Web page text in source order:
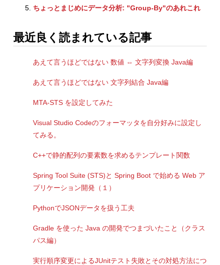
ちょっとまじめにデータ分析: "Group-By"のあれこれ
最近良く読まれている記事
あえて言うほどではない 数値 ⇔ 文字列変換 Java編
あえて言うほどではない 文字列結合 Java編
MTA-STS を設定してみた
Visual Studio Codeのフォーマッタを自分好みに設定し
てみる。
C++で静的配列の要素数を求めるテンプレート関数
Spring Tool Suite (STS)と Spring Boot で始める Web ア
プリケーション開発（１）
PythonでJSONデータを扱う工夫
Gradle を使った Java の開発でつまづいたこと（クラス
パス編）
実行順序変更によるJUnitテスト失敗とその対処方法につ